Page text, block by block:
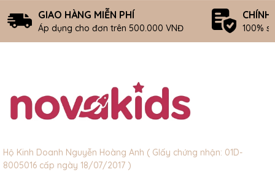
GIAO HÀNG MIỄN PHÍ
Áp dụng cho đơn trên 500.000 VNĐ
CHÍNH
100%
Hộ Kinh Doanh Nguyễn Hoàng Anh ( GIấy chứng nhận: 01D-
8005016 cấp ngày 18/07/2017 )